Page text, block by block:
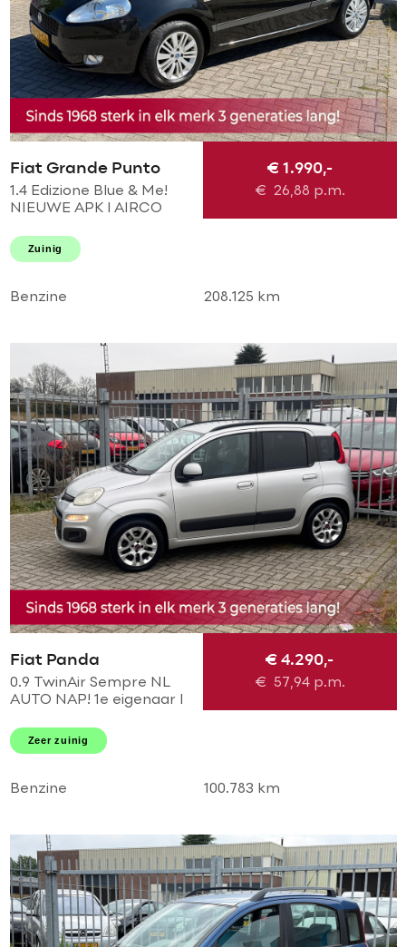
Fiat Grande Punto
1.4 Edizione Blue & Me!
NIEUWE APK l AIRCO
GOED ONDERHOUDEN!
€ 1.990,-
€ 26,88 p.m.
Zuinig
Benzine 208.125 km
Fiat Panda
0.9 TwinAir Sempre NL
AUTO NAP! 1e eigenaar l
LMV l Dakrailing l Elek
pakket l TOPSTAAT!
€ 4.290,-
€ 57,94p.m.
Zeer zuinig
Benzine 100.783 km